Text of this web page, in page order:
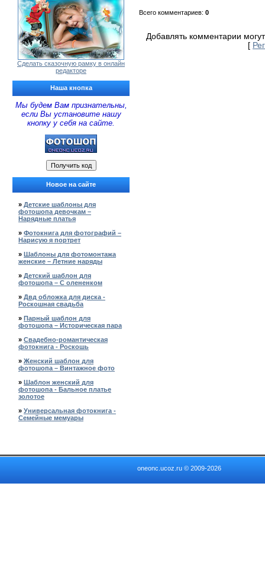
Сделать сказочную рамку в онлайн
редакторе
Наша кнопка
Мы будем Вам признательны,
если Вы установите нашу
кнопку у себя на сайте.
Новое на сайте
» Детские шаблоны для
фотошопа девочкам –
Нарядные платья
» Фотокнига для фотографий –
Нарисую я портрет
» Шаблоны для фотомонтажа
женские – Летние наряды
» Детский шаблон для
фотошопа – С олененком
» Двд обложка для диска -
Роскошная свадьба
» Парный шаблон для
фотошопа – Историческая пара
» Свадебно-романтическая
фотокнига - Роскошь
» Женский шаблон для
фотошопа – Винтажное фото
» Шаблон женский для
фотошопа - Бальное платье
золотое
» Универсальная фотокнига -
Семейные мемуары
Всего комментариев: 0
Добавлять комментарии
[
oneonc.ucoz.ru © 2009-2026